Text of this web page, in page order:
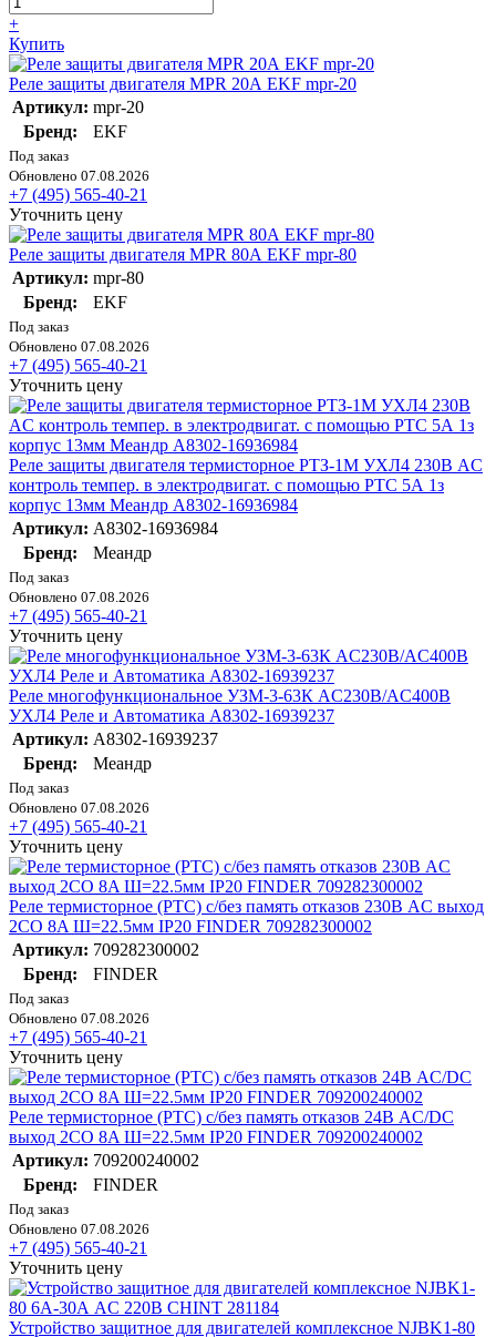
+
Купить
Реле защиты двигателя MPR 20А EKF mpr-20
Артикул: mpr-20
Бренд:
EKF
Под заказ
Обновлено 07.08.2026
+7 (495) 565-40-21
Уточнить цену
Реле защиты двигателя MPR 80А EKF mpr-80
Артикул: mpr-80
Бренд:
EKF
Под заказ
Обновлено 07.08.2026
+7 (495) 565-40-21
Уточнить цену
Реле защиты двигателя термисторное РТЗ-1М УХЛ4 230В AC
контроль темпер. в электродвигат. с помощью РТС 5А 1з
корпус 13мм Меандр A8302-16936984
Артикул: A8302-16936984
Бренд:
Меандр
Под заказ
Обновлено 07.08.2026
+7 (495) 565-40-21
Уточнить цену
Реле многофункциональное УЗМ-3-63К AC230В/AC400В
УХЛ4 Реле и Автоматика A8302-16939237
Артикул: A8302-16939237
Бренд:
Меандр
Под заказ
Обновлено 07.08.2026
+7 (495) 565-40-21
Уточнить цену
Реле термисторное (PTC) с/без память отказов 230В AC выход
2СO 8A Ш=22.5мм IP20 FINDER 709282300002
Артикул: 709282300002
Бренд:
FINDER
Под заказ
Обновлено 07.08.2026
+7 (495) 565-40-21
Уточнить цену
Реле термисторное (PTC) с/без память отказов 24В AC/DC
выход 2СO 8A Ш=22.5мм IP20 FINDER 709200240002
Артикул: 709200240002
Бренд:
FINDER
Под заказ
Обновлено 07.08.2026
+7 (495) 565-40-21
Уточнить цену
Устройство защитное для двигателей комплексное NJBK1-80